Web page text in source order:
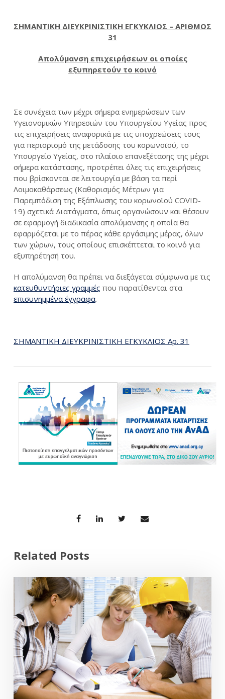
ΣΗΜΑΝΤΙΚΗ ΔΙΕΥΚΡΙΝΙΣΤΙΚΗ ΕΓΚΥΚΛΙΟΣ – ΑΡΙΘΜΟΣ
31
Απολύμανση επιχειρήσεων οι οποίες
εξυπηρετούν το κοινό
Σε συνέχεια των μέχρι σήμερα ενημερώσεων των
Υγειονομικών Υπηρεσιών του Υπουργείου Υγείας προς
τις επιχειρήσεις αναφορικά με τις υποχρεώσεις τους
για περιορισμό της μετάδοσης του κορωνοϊού, το
Υπουργείο Υγείας, στο πλαίσιο επανεξέτασης της μέχρι
σήμερα κατάστασης, προτρέπει όλες τις επιχειρήσεις
που βρίσκονται σε λειτουργία με βάση τα περί
Λοιμοκαθάρσεως (Καθορισμός Μέτρων για
Παρεμπόδιση της Εξάπλωσης του κορωνοϊού COVID-
19) σχετικά Διατάγματα, όπως οργανώσουν και θέσουν
σε εφαρμογή διαδικασία απολύμανσης η οποία θα
εφαρμόζεται με το πέρας κάθε εργάσιμης μέρας, όλων
των χώρων, τους οποίους επισκέπτεται το κοινό για
εξυπηρέτησή του.
Η απολύμανση θα πρέπει να διεξάγεται σύμφωνα με τις
κατευθυντήριες γραμμές που παρατίθενται στα
επισυνημμέναέγγραφα.
ΣΗΜΑΝΤΙΚΗ ΔΙΕΥΚΡΙΝΙΣΤΙΚΗ ΕΓΚΥΚΛΙΟΣ Αρ. 31
Related Posts